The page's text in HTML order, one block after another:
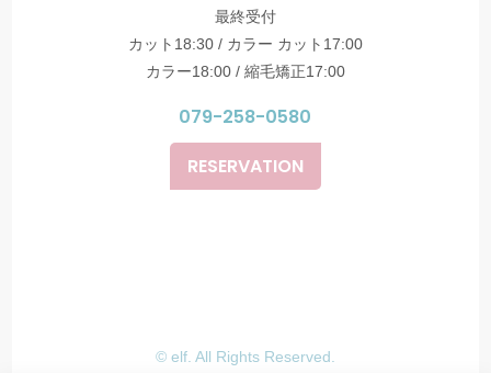
最終受付
カット18:30 / カラー カット17:00
カラー18:00 / 縮毛矯正17:00
079-258-0580
RESERVATION
© elf. All Rights Reserved.